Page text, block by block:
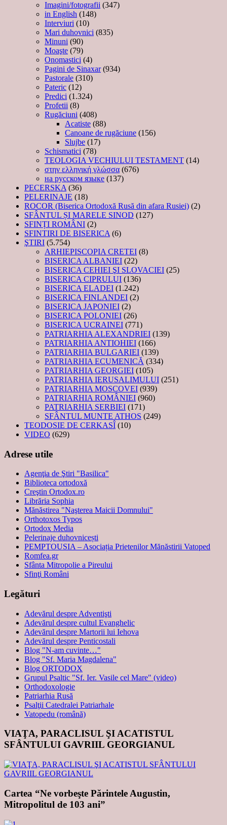
Imagini/fotografii (347)
in English (148)
Interviuri (10)
Mari duhovnici (835)
Minuni (90)
Moaşte (79)
Onomastici (4)
Pagini de Sinaxar(934)
Pastorale (310)
Pateric (12)
Predici (1.324)
Profetii (8)
Rugăciuni (408)
Acatiste (88)
Canoane de rugăciune (156)
Slujbe (17)
Schismatici (78)
TEOLOGIA VECHIULUI TESTAMENT (14)
στην ελληνική γλώσσα (676)
на русском языке (137)
PECERSKA (36)
PELERINAJE (18)
ROCOR (Biserica Ortodoxă Rusă din afara Rusiei) (2)
SFÂNTUL ȘI MARELE SINOD (127)
SFINȚI ROMÂNI (2)
SFINTIRI DE BISERICA (6)
ŞTIRI (5.754)
ARHIEPISCOPIA CRETEI (8)
BISERICA ALBANIEI (22)
BISERICA CEHIEI ŞI SLOVACIEI (25)
BISERICA CIPRULUI (136)
BISERICA ELADEI (1.242)
BISERICA FINLANDEI (2)
BISERICA JAPONIEI (2)
BISERICA POLONIEI (26)
BISERICA UCRAINEI (771)
PATRIARHIA ALEXANDRIEI (139)
PATRIARHIA ANTIOHIEI (166)
PATRIARHIA BULGARIEI (139)
PATRIARHIA ECUMENICĂ (334)
PATRIARHIA GEORGIEI (105)
PATRIARHIA IERUSALIMULUI (251)
PATRIARHIA MOSCOVEI (939)
PATRIARHIA ROMÂNIEI (960)
PATRIARHIA SERBIEI (171)
SFÂNTUL MUNTE ATHOS (249)
TEODOSIE DE CERKASÎ (10)
VIDEO (629)
Adrese utile
Agenţia de Ştiri "Basilica"
Biblioteca ortodoxă
Creştin Ortodox.ro
Librăria Sophia
Mănăstirea "Naşterea Maicii Domnului"
Orthotoxos Typos
Ortodox Media
Pelerinaje duhovnicești
PEMPTOUSIA – Asociația Prietenilor Mănăstirii Vatoped
Romfea.gr
Sfânta Mitropolie a Pireului
Sfinţi Români
Legături
Adevărul despre Adventişti
Adevărul despre cultul Evanghelic
Adevărul despre Martorii lui Iehova
Adevărul despre Penticostali
Blog "N-am cuvinte…"
Blog "Sf. Maria Magdalena"
Blog ORTODOX
Grupul Psaltic "Sf. Ier. Vasile cel Mare" (video)
Orthodoxologie
Patriarhia Rusă
Psalţii Catedralei Patriarhale
Vatopedu (română)
VIAŢA, PARACLISUL ŞI ACATISTUL
SFÂNTULUI GAVRIIL GEORGIANUL
Cartea “Ne vorbeşte Părintele Augustin,
Mitropolitul de 103 ani”